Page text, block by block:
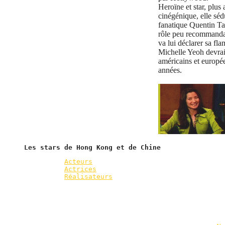
Heroïne et star, plus
cinégénique, elle
fanatique Quentin
rôle peu
va lui déclarer sa
Michelle Yeoh
américains et
années.
Les stars de Hong Kong et de Chine
Acteurs
Actrices
Réalisateurs